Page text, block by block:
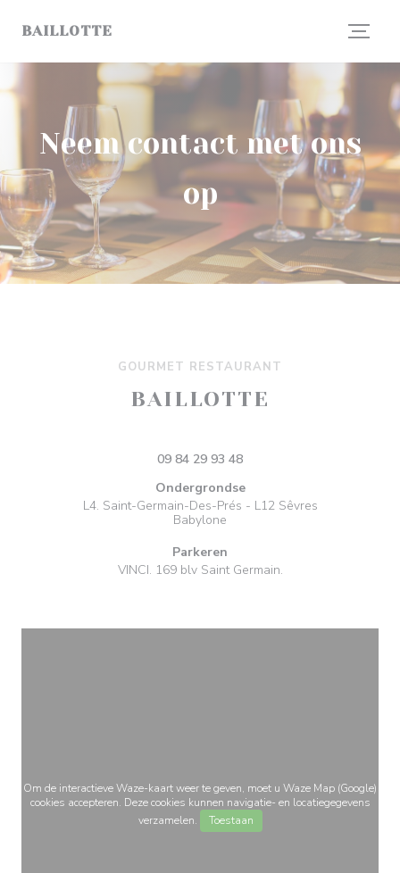
BAILLOTTE
Neem contact met ons
op
GOURMET RESTAURANT
BAILLOTTE
09 84 29 93 48
Ondergrondse
L4. Saint-Germain-Des-Prés - L12 Sêvres
Babylone
Parkeren
VINCI. 169 blv Saint Germain.
Om de interactieve Waze-kaart weer te geven, moet u Waze Map (Google)
cookies accepteren. Deze cookies kunnen navigatie- en locatiegegevens
verzamelen.
Toestaan